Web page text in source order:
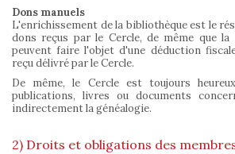
Dons manuels
L'enrichissement de la bibliothèque est le
dons reçus par le Cercle, de même que
peuvent faire l'objet d'une déduction
reçu délivré par le Cercle.
De même, le Cercle est toujours
publications, livres ou documents
indirectement la généalogie.
2) Droits et obligations des